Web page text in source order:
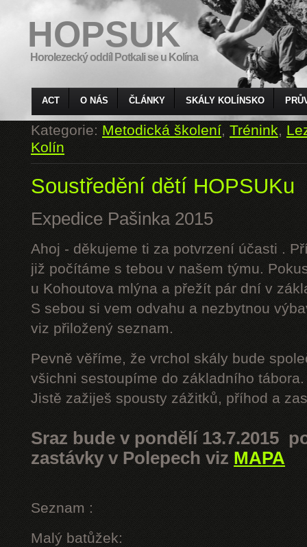
HOPSUK
Horolezecký oddíl Potkali se u Kolína
ACT O NÁS ČLÁNKY SKÁLY KOLÍNSKO
Kategorie:Metodická školení, Trénink,
Kolín
Soustředění dětí HOPSUKu
Expedice Pašinka 2015
Ahoj - děkujeme ti za potvrzení účasti .
již počítáme s tebou v našem týmu.
u Kohoutova mlýna a přežít pár dní v
S sebou si vem odvahu a nezbytnou
viz přiložený seznam.
Pevně věříme, že vrchol skály bude
všichni sestoupíme do základního tábora.
Jistě zažiješ spousty zážitků, příhod a
Sraz bude v pondělí 13.7.2015
zastávky v Polepech viz MAPA
Seznam :
Malý batůžek: